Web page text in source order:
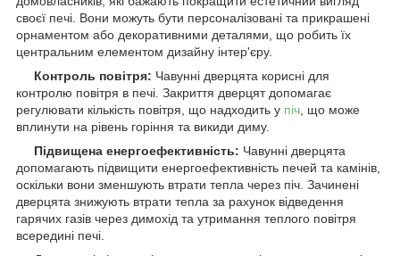
своєї печі. Вони можуть бути персоналізовані та прикрашені
орнаментом або декоративними деталями, що робить їх
центральним елементом дизайну інтер'єру.
Контроль повітря: Чавунні дверцята корисні для
контролю повітря в печі. Закриття дверцят допомагає
регулювати кількість повітря, що надходить у піч, що може
вплинути на рівень горіння та викиди диму.
Підвищена енергоефективність: Чавунні дверцята
допомагають підвищити енергоефективність печей та камінів,
оскільки вони зменшують втрати тепла через піч. Зачинені
дверцята знижують втрати тепла за рахунок відведення
гарячих газів через димохід та утримання теплого повітря
всередині печі.